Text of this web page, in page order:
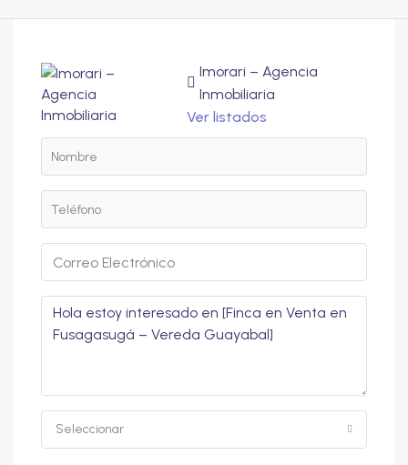
Imorari – Agencia
Inmobiliaria
Ver listados
Seleccionar